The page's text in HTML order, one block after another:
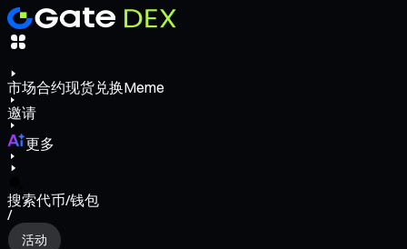
市场合约现货兑换Meme
邀请
更多
搜索代币/钱包
/
活动